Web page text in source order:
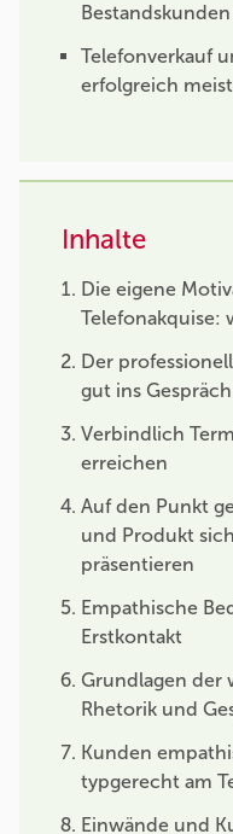
Telefonverkauf
erfolgreich
Inhalte
Die eigene
Telefonakquise:
Der
gut ins
Verbindlich
erreichen
Auf den Punkt
und Produkt
präsentieren
Empathische
Erstkontakt
Grundlagen der
Rhetorik und
Kunden
typgerecht am
Einwände und